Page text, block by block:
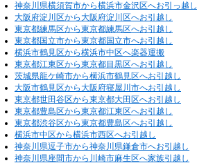
神奈川県横須賀市から横浜市金沢区へお引っ越し
大阪府淀川区から大阪府淀川区へお引越し
東京都練馬区から東京都練馬区へお引越し
東京都国立市から東京都国立市へお引越し
横浜市鶴見区から横浜市中区へ楽器運搬
東京都江東区から東京都目黒区へお引越し
茨城県龍ケ崎市から横浜市鶴見区へお引越し
大阪市鶴見区から大阪府寝屋川市へお引越し
東京都世田谷区から東京都大田区へお引越し
東京都豊島区から東京都江東区へお引越し
東京都渋谷区から東京都豊島区へお引越し
横浜市中区から横浜市西区へお引越し
神奈川県逗子市から神奈川県鎌倉市へお引越し
神奈川県座間市から川崎市麻生区へ家族引越し